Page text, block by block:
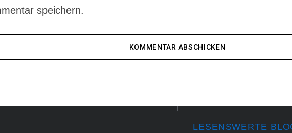
speichern.
LESENSWERTE